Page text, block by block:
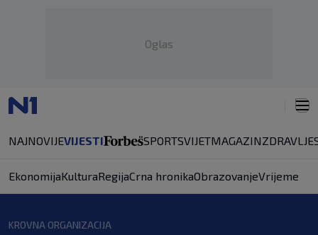
Oglas
NAJNOVIJEVIJESTI SPORTSVIJETMAGAZINZDRAVLJE
EkonomijaKulturaRegijaCrna hronikaObrazovanjeVrijeme
KROVNA ORGANIZACIJA